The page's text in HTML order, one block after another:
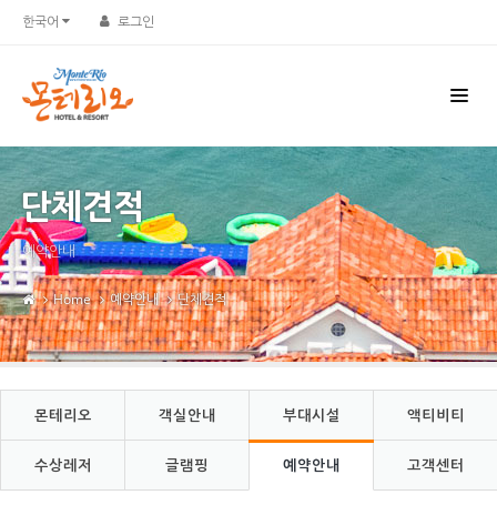
한국어 로그인
단체견적
예약안내
Home 예약안내 단체견적
몬테리오 객실안내 부대시설 액티비티
수상레저 글램핑 예약안내 고객센터
Sketchbook5, 스케치북5